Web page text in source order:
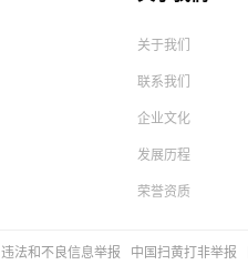
关于我们
联系我们
企业文化
发展历程
荣誉资质
违法和不良信息举报 中国扫黄打非举报